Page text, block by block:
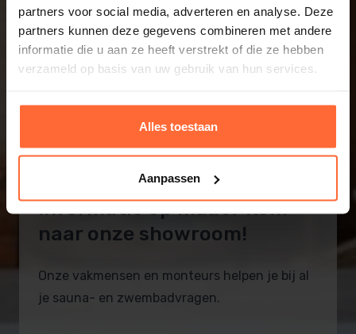
partners voor social media, adverteren en analyse. Deze
partners kunnen deze gegevens combineren met andere
informatie die u aan ze heeft verstrekt of die ze hebben
verzameld op basis van uw gebruik van hun services.
Alles toestaan
Aanpassen
Informatie op maat? Kom
naar onze showroom!
Onze vakmensen en monteurs helpen je bij al
je sauna- en zwembadvragen.